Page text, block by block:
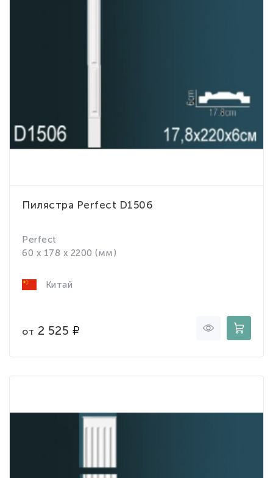
Пилястра Perfect D1506
Perfect
60 x 178 x 2200 (мм)
Китай
от 2 525